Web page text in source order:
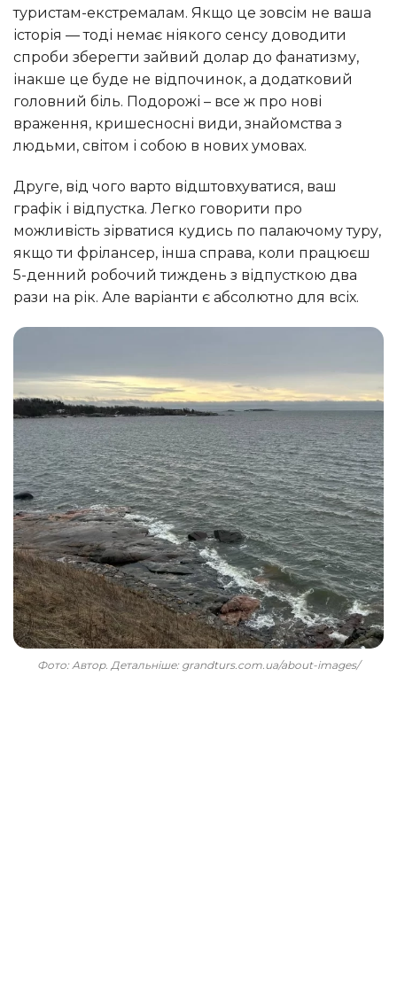
туристам-екстремалам. Якщо це зовсім не ваша
історія — тоді немає ніякого сенсу доводити
спроби зберегти зайвий долар до фанатизму,
інакше це буде не відпочинок, а додатковий
головний біль. Подорожі – все ж про нові
враження, кришесносні види, знайомства з
людьми, світом і собою в нових умовах.
Друге, від чого варто відштовхуватися, ваш
графік і відпустка. Легко говорити про
можливість зірватися кудись по палаючому туру,
якщо ти фрілансер, інша справа, коли працюєш
5-денний робочий тиждень з відпусткою два
рази на рік. Але варіанти є абсолютно для всіх.
Фото: Автор. Детальніше: grandturs.com.ua/about-images/